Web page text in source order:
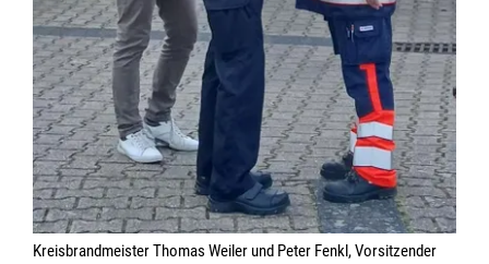
Kreisbrandmeister Thomas Weiler und Peter Fenkl, Vorsitzender